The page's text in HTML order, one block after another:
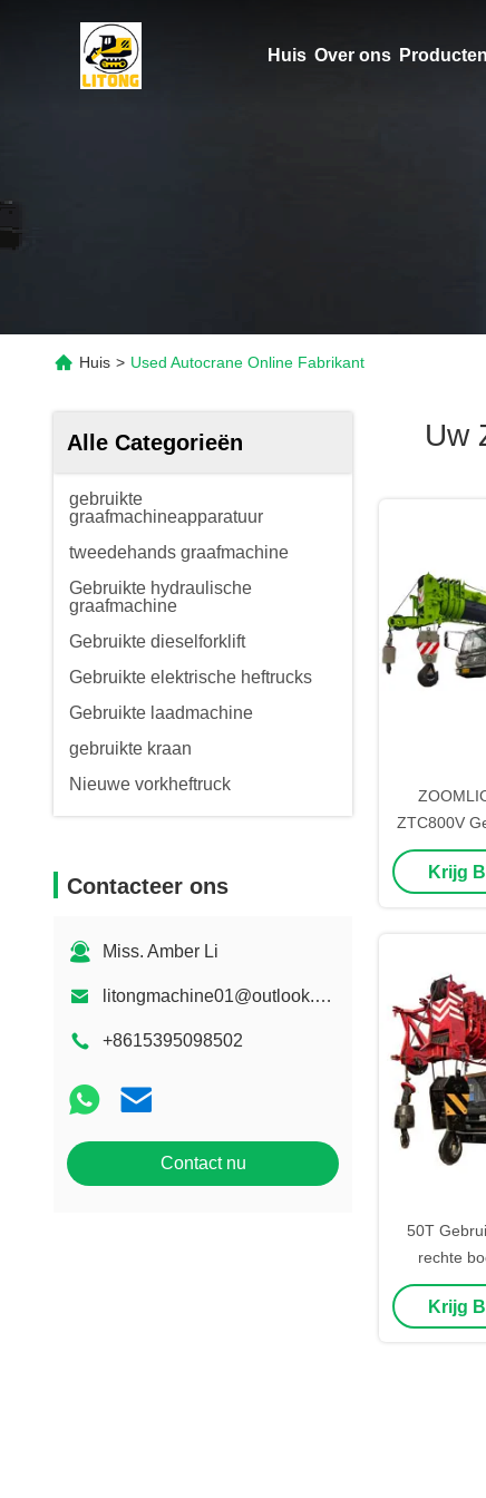
Huis Over ons Producten
Huis > Used Autocrane Online Fabrikant
Alle Categorieën
gebruikte
graafmachineapparatuur
tweedehands graafmachine
Gebruikte hydraulische
graafmachine
Gebruikte dieselforklift
Gebruikte elektrische heftrucks
Gebruikte laadmachine
gebruikte kraan
Nieuwe vorkheftruck
Contacteer ons
Miss. Amber Li
litongmachine01@outlook.com
+8615395098502
Contact nu
Uw
ZTC800V
Krijg
50T
rechte
STC500
Krijg